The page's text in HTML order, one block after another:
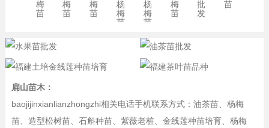
梅
苗
梅
苗
梅
苗
杨
梅
苗
杨
梅
苗
梅
苗
批
发
苗
扁山苗木：
baojijinxianlianzhongzhi相关电话手机联系方式：油茶苗、杨梅
苗、造型松树苗、石斛种苗、紫薇老桩、金线莲种苗培育、杨梅